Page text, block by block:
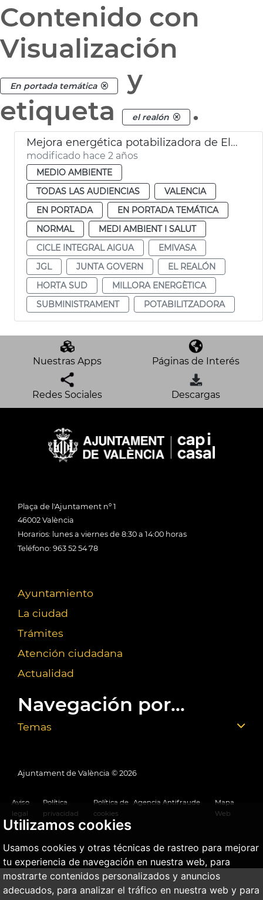
Utilizamos cookies
Usamos cookies y otras técnicas de rastreo para mejorar
tu experiencia de navegación en nuestra web, para
mostrarte contenidos personalizados y anuncios
adecuados, para analizar el tráfico en nuestra web y para
Contenido con
Visualización
En portada temática
y
etiqueta
el realón .
Mejora energética potabilizadora de El Realón
modificado hace 2 años
MEDIO AMBIENTE
TODAS LAS AUDIENCIAS
VALENCIA
EN PORTADA
EN PORTADA TEMÁTICA
NORMAL
MEDI AMBIENT I SALUT
CICLE INTEGRAL AIGUA
EMIVASA
JGL
JUNTA GOVERN
EL REALÓN
HORTA SUD
MILLORA ENERGÈTICA
SUBMINISTRAMENT
POTABILITZADORA
Nuestras Apps Páginas de Interés
Redes Sociales Descargas
Plaça de l'Ajuntament nº 1
46002 València
Horarios: lunes a viernes de 8:30 a 14:00 horas
Teléfono: 963 52 54 78
Ayuntamiento
La ciudad
Trámites
Atención ciudadana
Actualidad
Navegación por...
Temas
Ajuntament de València © 2026
Aviso
legal
Política
privacidad
Política de
cookies
Agencia Antifraude
Mapa
Web